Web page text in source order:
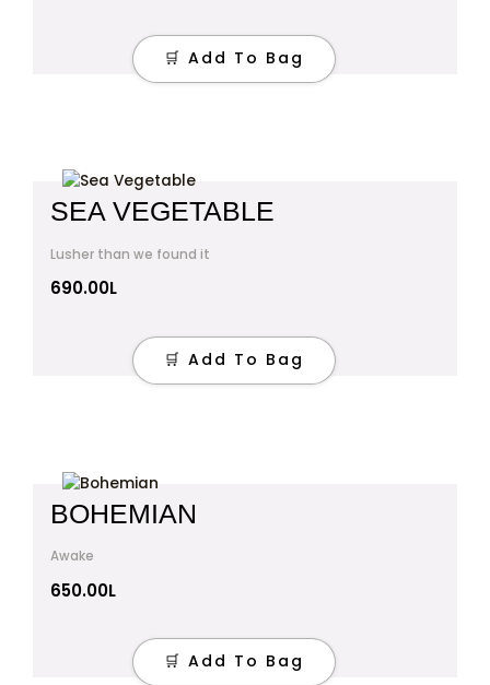
🛒 Add To Bag
SEA VEGETABLE
Lusher than we found it
690.00L
🛒 Add To Bag
BOHEMIAN
Awake
650.00L
🛒 Add To Bag